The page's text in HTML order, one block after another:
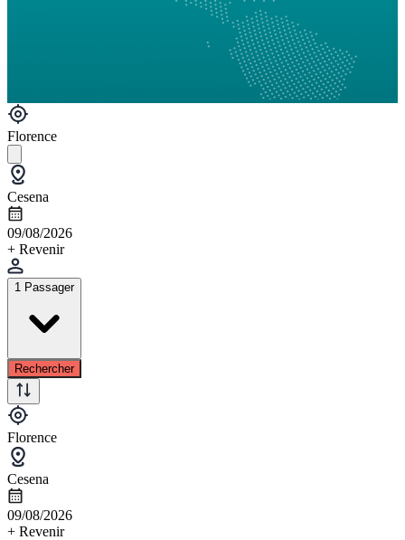
Florence
Cesena
09/08/2026
+ Revenir
1 Passager
Rechercher
Florence
Cesena
09/08/2026
+ Revenir